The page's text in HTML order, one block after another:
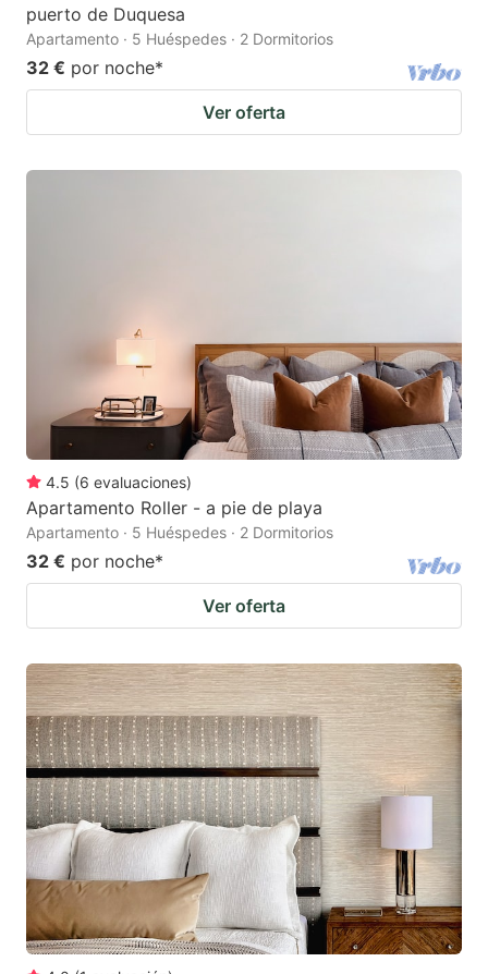
puerto de Duquesa
Apartamento · 5 Huéspedes · 2 Dormitorios
32 € por noche*
Ver oferta
4.5 (6 evaluaciones)
Apartamento Roller - a pie de playa
Apartamento · 5 Huéspedes · 2 Dormitorios
32 € por noche*
Ver oferta